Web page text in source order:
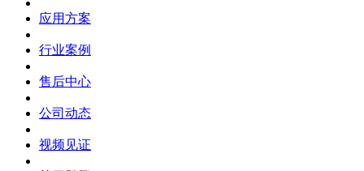
应用方案
行业案例
售后中心
公司动态
视频见证